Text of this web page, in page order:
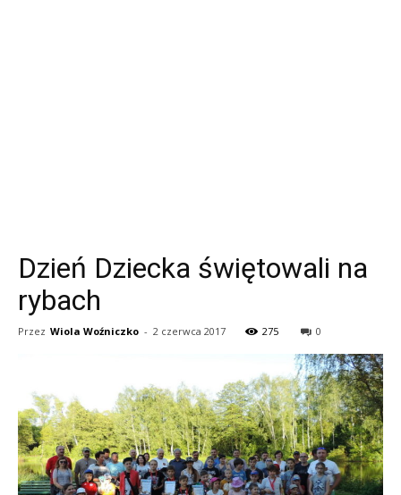
Dzień Dziecka świętowali na
rybach
Przez Wiola Woźniczko - 2 czerwca 2017 275 0